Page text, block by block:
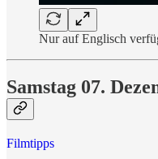
Nur auf Englisch
Samstag 07.
Filmtipps